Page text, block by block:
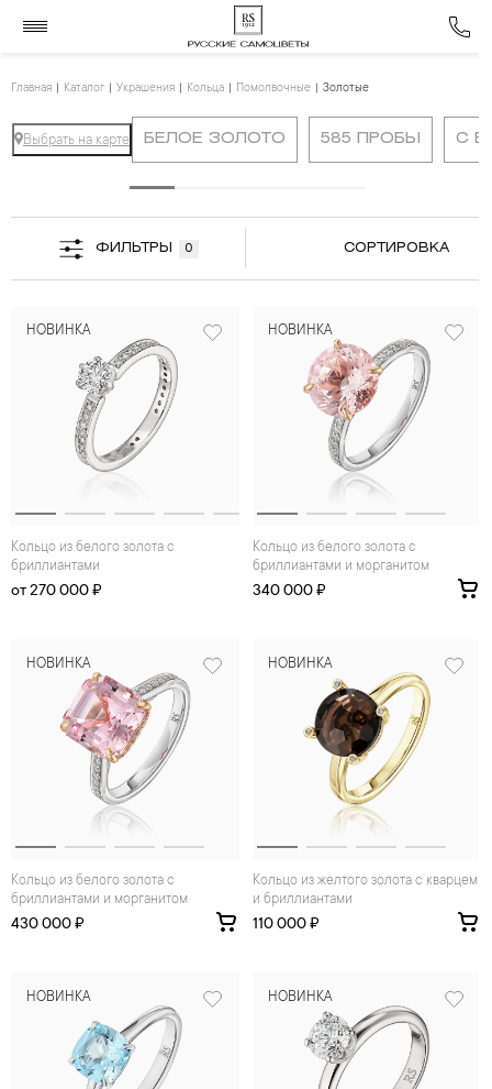
Главная Каталог Украшения Кольца Помолвочные Золотые
Выбрать на карте БЕЛОЕ ЗОЛОТО 585 ПРОБЫ С
ФИЛЬТРЫ 0 СОРТИРОВКА
НОВИНКА
Кольцо из белого золота с
бриллиантами
от 270 000 ₽
НОВИНКА
Кольцо из белого золота с
бриллиантами и морганитом
340 000 ₽
НОВИНКА
Кольцо из белого золота с
бриллиантами и морганитом
430 000 ₽
НОВИНКА
Кольцо из желтого золота с кварцем
и бриллиантами
110 000 ₽
НОВИНКА НОВИНКА